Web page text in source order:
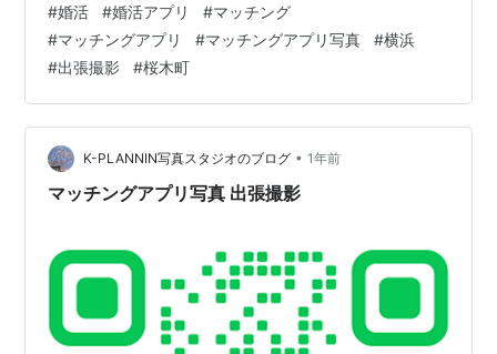
ら撮影・交通費は別途実費1,000円・土日祝＋5,000円加
算・時間延長30分5,000円・お支払いは撮影時に現金と
なります・お仕度を済ませて 待ち合わせ場所にお越しく
ださい・撮影許可が必要な場所では 事前にお客様で撮影
許可をお取りください（施設利用料等はお客様でご負担
ください）・D…
#婚活 #婚活アプリ #マッチング
#マッチングアプリ #マッチングアプリ写真 #横浜
#出張撮影 #桜木町
K-PLANNIN写真スタジオのブログ • 1年前
マッチングアプリ写真 出張撮影